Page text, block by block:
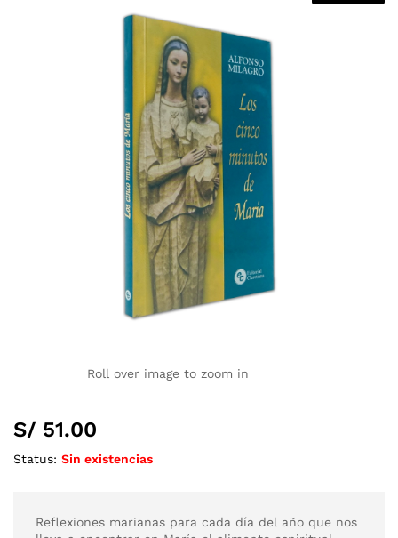
Roll over image to zoom in
S/ 51.00
Status: Sin existencias
Reflexiones marianas para cada día del año que nos